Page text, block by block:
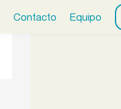
Contacto Equipo